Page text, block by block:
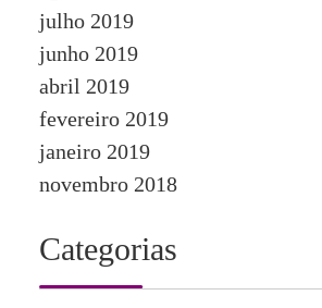
julho 2019
junho 2019
abril 2019
fevereiro 2019
janeiro 2019
novembro 2018
Categorias